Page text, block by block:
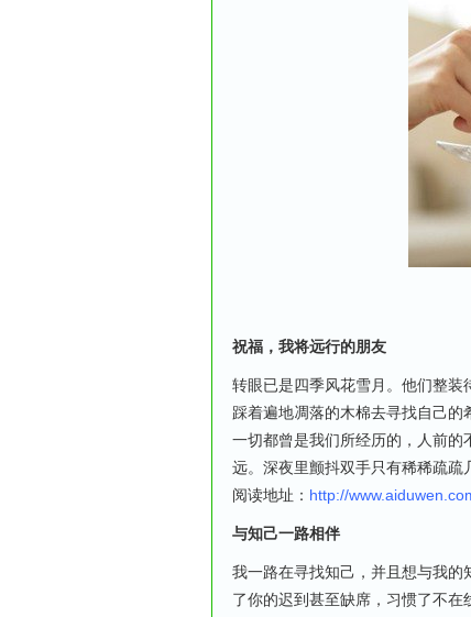
祝福，我将远行的朋友
转眼已是四季风花雪月。他们整装
踩着遍地凋落的木棉去寻找自己
一切都曾是我们所经历的，人前
远。深夜里颤抖双手只有稀稀疏疏
阅读地址： http://
与知己一路相伴
我一路在寻找知己，并且想与我
了你的迟到甚至缺席，习惯了不